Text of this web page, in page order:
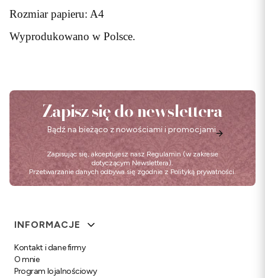
Rozmiar papieru: A4
Wyprodukowano w Polsce.
Zapisz się do newslettera
Bądź na bieżąco z nowościami i promocjami.
Zapisując się, akceptujesz nasz Regulamin (w zakresie
dotyczącym Newslettera).
Przetwarzanie danych odbywa się zgodnie z Polityką prywatności.
Linki w stopce
INFORMACJE
Kontakt i dane firmy
O mnie
Program lojalnościowy